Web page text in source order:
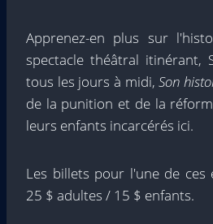
Apprenez-en plus sur
spectacle théâtral itinérant,
tous les jours à midi,Son
de la punition et de la
leurs enfants incarcérés ici.
Les billets pour l'une de ces
25 $ adultes / 15 $ enfants.